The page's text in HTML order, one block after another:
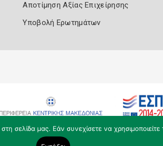
Αποτίμηση Αξίας Επιχείρησης
Υποβολή Ερωτημάτων
σελίδα μας. Εάν συνεχίσετε να